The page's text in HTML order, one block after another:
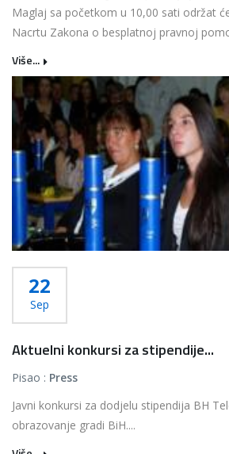
Maglaj sa početkom u 10,00 sati održat
Nacrtu Zakona o besplatnoj pravnoj
Više...
22
Sep
Aktuelni konkursi za stipendije...
Pisao : Press
Javni konkursi za dodjelu stipendija BH
obrazovanje gradi BiH....